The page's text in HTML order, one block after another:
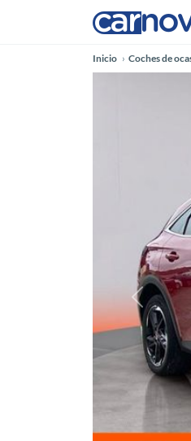
Inicio Coches de
Anterior